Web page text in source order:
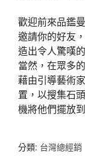
歡迎前來品鑑
邀請你的好友
造出令人驚嘆
當然，在眾多
藉由引導藝術
置，以搜集石
機將他們擺放
分類: 台灣總經銷